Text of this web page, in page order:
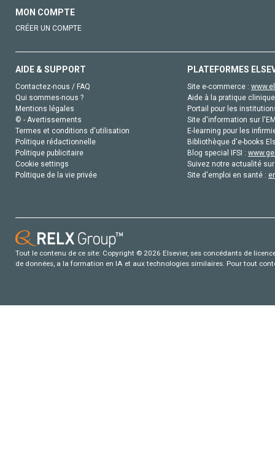
MON COMPTE
CRÉER UN COMPTE
AIDE & SUPPORT
Contactez-nous / FAQ
Qui sommes-nous ?
Mentions légales
© - Avertissements
Termes et conditions d'utilisation
Politique rédactionnelle
Politique publicitaire
Cookie settings
Politique de la vie privée
PLATEFORMES
Site e-commerce :
Aide à la pratique
Portail pour les
Site d'information sur
E-learning pour les
Bibliothèque d'e-books
Blog special IFSI :
Suivez notre actualité
Site d'emploi en santé :
Tout le contenu de ce site: Copyright © 2026 Elsevier, ses concédants de
de données, a la formation en IA et aux technologies similaires. Pour tout